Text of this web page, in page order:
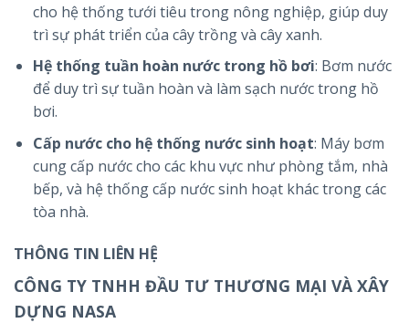
cho hệ thống tưới tiêu trong nông nghiệp, giúp duy
trì sự phát triển của cây trồng và cây xanh.
Hệ thống tuần hoàn nước trong hồ bơi: Bơm nước
để duy trì sự tuần hoàn và làm sạch nước trong hồ
bơi.
Cấp nước cho hệ thống nước sinh hoạt: Máy bơm
cung cấp nước cho các khu vực như phòng tắm, nhà
bếp, và hệ thống cấp nước sinh hoạt khác trong các
tòa nhà.
THÔNG TIN LIÊN HỆ
CÔNG TY TNHH ĐẦU TƯ THƯƠNG MẠI VÀ XÂY
DỰNG NASA